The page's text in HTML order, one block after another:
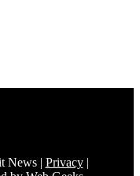
News | Privacy|